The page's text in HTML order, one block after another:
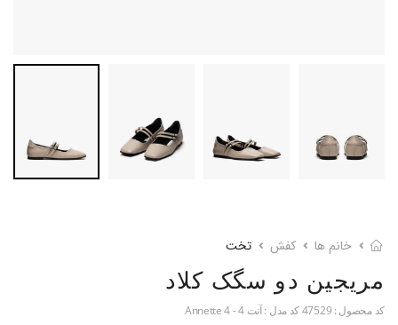
خانم ها کفش تخت
مریجین دو سگک کلاد
کد محصول : 47529کد مدل :آنت 4 - Annette 4